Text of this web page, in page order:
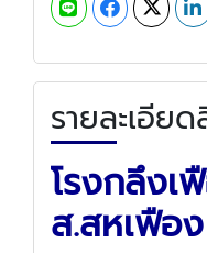
รายละเอีย
โรงกลึงเ
ส.สหเฟือ